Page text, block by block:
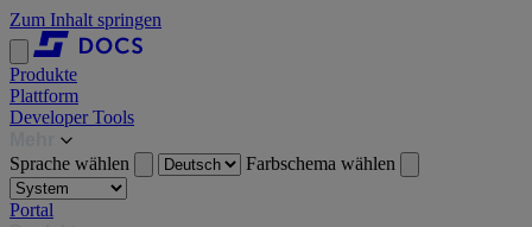
Zum Inhalt springen
Produkte
Plattform
Developer Tools
Sprache wählen
Farbschema wählen
Portal